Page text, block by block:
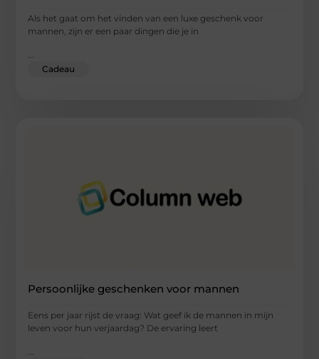
Als het gaat om het vinden van een luxe geschenk voor
mannen, zijn er een paar dingen die je in
Cadeau
Persoonlijke geschenken voor mannen
Eens per jaar rijst de vraag: Wat geef ik de mannen in mijn
leven voor hun verjaardag? De ervaring leert